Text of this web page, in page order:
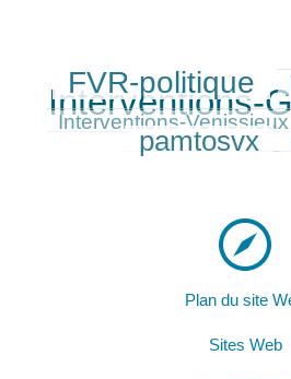
396/550FVR-politique
195/550
550/550
Interventions-
174/550
Interventions-Venissieux
207/550
368/550
pamtosvx
Plan du site
Sites Web